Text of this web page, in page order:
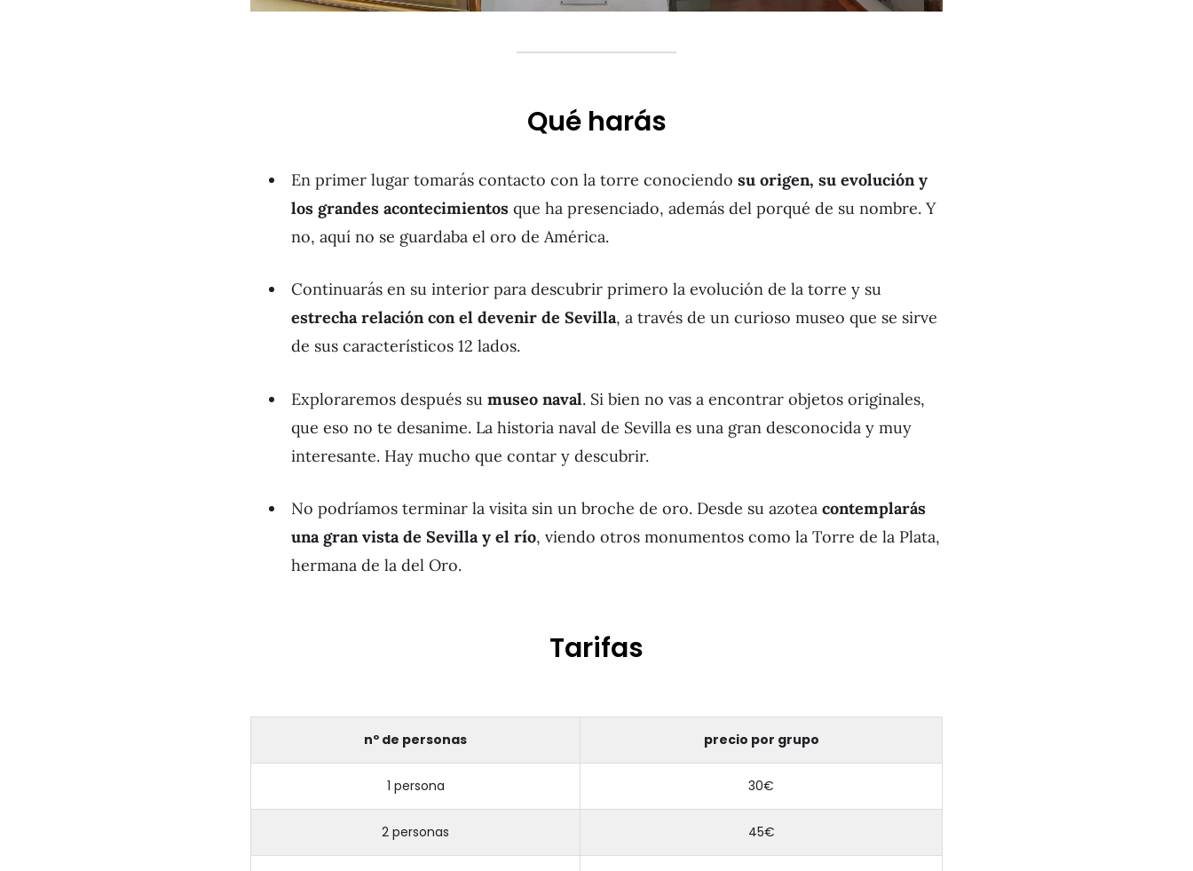
Qué harás
En primer lugar tomarás contacto con la torre conociendo su origen, su evolución y
los grandes acontecimientos que ha presenciado, además del porqué de su nombre. Y
no, aquí no se guardaba el oro de América.
Continuarás en su interior para descubrir primero la evolución de la torre y su
estrecha relación con el devenir de Sevilla, a través de un curioso museo que se sirve
de sus característicos 12 lados.
Exploraremos después su museo naval. Si bien no vas a encontrar objetos originales,
que eso no te desanime. La historia naval de Sevilla es una gran desconocida y muy
interesante. Hay mucho que contar y descubrir.
No podríamos terminar la visita sin un broche de oro. Desde su azotea contemplarás
una gran vista de Sevilla y el río, viendo otros monumentos como la Torre de la Plata,
hermana de la del Oro.
Tarifas
nº de personas precio por grupo
1 persona 30€
2 personas 45€